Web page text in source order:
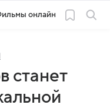
онлайн
станет